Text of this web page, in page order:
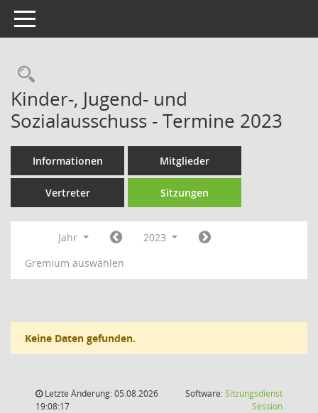
Toggle navigation
Rechercheauswahl
Kinder-, Jugend- und
Sozialausschuss - Termine 2023
Informationen Mitglieder
Vertreter Sitzungen
Jahr
2023
Gremium auswählen
Keine Daten gefunden.
Letzte Änderung: 05.08.2026
19:08:17
Software:Sitzungsdienst
Session(Wird in